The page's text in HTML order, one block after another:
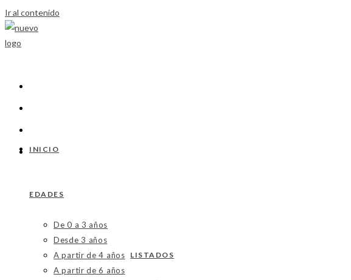
Ir al contenido
INICIO
EDADES
De 0 a 3 años
Desde 3 años
A partir de 4 años
A partir de 6 años
LISTADOS